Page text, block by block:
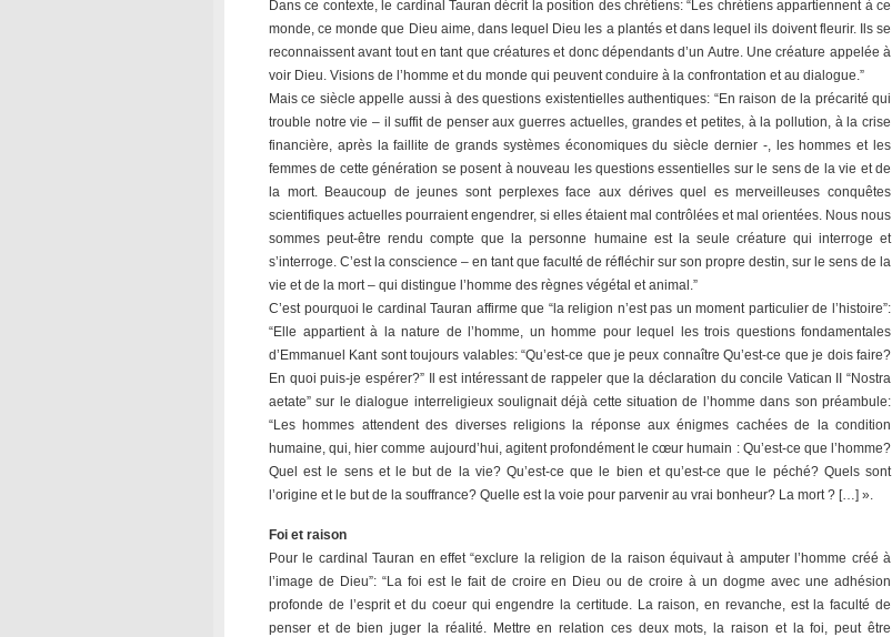
Dans ce contexte, le cardinal Tauran décrit la position des chrétiens: “Les chrétiens appartiennent à ce
monde, ce monde que Dieu aime, dans lequel Dieu les a plantés et dans lequel ils doivent fleurir. Ils se
reconnaissent avant tout en tant que créatures et donc dépendants d’un Autre. Une créature appelée à
voir Dieu. Visions de l’homme et du monde qui peuvent conduire à la confrontation et au dialogue.”
Mais ce siècle appelle aussi à des questions existentielles authentiques: “En raison de la précarité qui
trouble notre vie – il suffit de penser aux guerres actuelles, grandes et petites, à la pollution, à la crise
financière, après la faillite de grands systèmes économiques du siècle dernier -, les hommes et les
femmes de cette génération se posent à nouveau les questions essentielles sur le sens de la vie et de
la mort. Beaucoup de jeunes sont perplexes face aux dérives quel es merveilleuses conquêtes
scientifiques actuelles pourraient engendrer, si elles étaient mal contrôlées et mal orientées. Nous nous
sommes peut-être rendu compte que la personne humaine est la seule créature qui interroge et
s’interroge. C’est la conscience – en tant que faculté de réfléchir sur son propre destin, sur le sens de la
vie et de la mort – qui distingue l’homme des règnes végétal et animal.”
C’est pourquoi le cardinal Tauran affirme que “la religion n’est pas un moment particulier de l’histoire”:
“Elle appartient à la nature de l’homme, un homme pour lequel les trois questions fondamentales
d’Emmanuel Kant sont toujours valables: “Qu’est-ce que je peux connaître Qu’est-ce que je dois faire?
En quoi puis-je espérer?” Il est intéressant de rappeler que la déclaration du concile Vatican II “Nostra
aetate” sur le dialogue interreligieux soulignait déjà cette situation de l’homme dans son préambule:
“Les hommes attendent des diverses religions la réponse aux énigmes cachées de la condition
humaine, qui, hier comme aujourd’hui, agitent profondément le cœur humain : Qu’est-ce que l’homme?
Quel est le sens et le but de la vie? Qu’est-ce que le bien et qu’est-ce que le péché? Quels sont
l’origine et le but de la souffrance? Quelle est la voie pour parvenir au vrai bonheur? La mort ? […] ».
Foi et raison
Pour le cardinal Tauran en effet “exclure la religion de la raison équivaut à amputer l’homme créé à
l’image de Dieu”: “La foi est le fait de croire en Dieu ou de croire à un dogme avec une adhésion
profonde de l’esprit et du coeur qui engendre la certitude. La raison, en revanche, est la faculté de
penser et de bien juger la réalité. Mettre en relation ces deux mots, la raison et la foi, peut être